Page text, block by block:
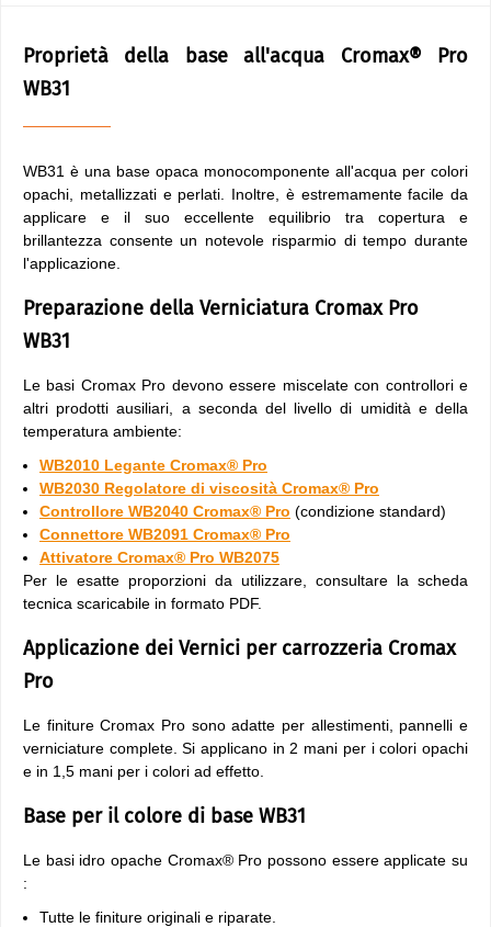
Proprietà della base all'acqua Cromax® Pro
WB31
WB31 è una base opaca monocomponente all'acqua per colori
opachi, metallizzati e perlati. Inoltre, è estremamente facile da
applicare e il suo eccellente equilibrio tra copertura e
brillantezza consente un notevole risparmio di tempo durante
l'applicazione.
Preparazione della Verniciatura Cromax Pro
WB31
Le basi Cromax Pro devono essere miscelate con controllori e
altri prodotti ausiliari, a seconda del livello di umidità e della
temperatura ambiente:
WB2010 Legante Cromax® Pro
WB2030 Regolatore di viscosità Cromax® Pro
Controllore WB2040 Cromax® Pro (condizione standard)
Connettore WB2091 Cromax® Pro
Attivatore Cromax® Pro WB2075
Per le esatte proporzioni da utilizzare, consultare la scheda
tecnica scaricabile in formato PDF.
Applicazione dei Vernici per carrozzeria Cromax
Pro
Le finiture Cromax Pro sono adatte per allestimenti, pannelli e
verniciature complete. Si applicano in 2 mani per i colori opachi
e in 1,5 mani per i colori ad effetto.
Base per il colore di base WB31
Le basi idro opache Cromax® Pro possono essere applicate su
:
Tutte le finiture originali e riparate.